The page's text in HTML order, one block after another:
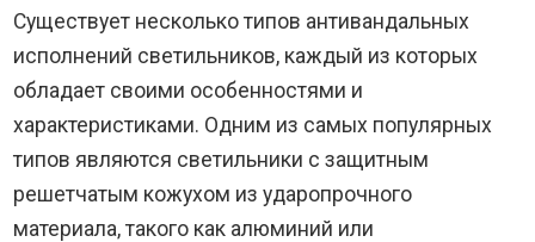
Существует несколько типов антивандальных
исполнений светильников, каждый из которых
обладает своими особенностями и
характеристиками. Одним из самых популярных
типов являются светильники с защитным
решетчатым кожухом из ударопрочного
материала, такого как алюминий или